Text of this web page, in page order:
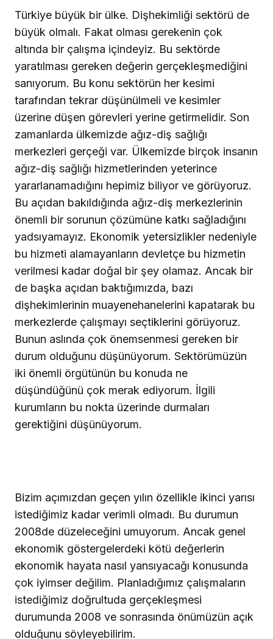
Türkiye büyük bir ülke. Dişhekimliği sektörü de
büyük olmalı. Fakat olması gerekenin çok
altında bir çalışma içindeyiz. Bu sektörde
yaratılması gereken değerin gerçekleşmediğini
sanıyorum. Bu konu sektörün her kesimi
tarafından tekrar düşünülmeli ve kesimler
üzerine düşen görevleri yerine getirmelidir. Son
zamanlarda ülkemizde ağız-diş sağlığı
merkezleri gerçeği var. Ülkemizde birçok insanın
ağız-diş sağlığı hizmetlerinden yeterince
yararlanamadığını hepimiz biliyor ve görüyoruz.
Bu açıdan bakıldığında ağız-diş merkezlerinin
önemli bir sorunun çözümüne katkı sağladığını
yadsıyamayız. Ekonomik yetersizlikler nedeniyle
bu hizmeti alamayanların devletçe bu hizmetin
verilmesi kadar doğal bir şey olamaz. Ancak bir
de başka açıdan baktığımızda, bazı
dişhekimlerinin muayenehanelerini kapatarak bu
merkezlerde çalışmayı seçtiklerini görüyoruz.
Bunun aslında çok önemsenmesi gereken bir
durum olduğunu düşünüyorum. Sektörümüzün
iki önemli örgütünün bu konuda ne
düşündüğünü çok merak ediyorum. İlgili
kurumların bu nokta üzerinde durmaları
gerektiğini düşünüyorum.
Bizim açımızdan geçen yılın özellikle ikinci yarısı
istediğimiz kadar verimli olmadı. Bu durumun
2008de düzeleceğini umuyorum. Ancak genel
ekonomik göstergelerdeki kötü değerlerin
ekonomik hayata nasıl yansıyacağı konusunda
çok iyimser değilim. Planladığımız çalışmaların
istediğimiz doğrultuda gerçekleşmesi
durumunda 2008 ve sonrasında önümüzün açık
olduğunu söyleyebilirim.